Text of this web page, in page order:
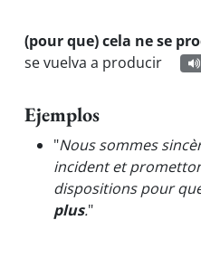
(pour que) cela ne se
se vuelva a producir
Ejemplos
"Nous sommes
incident et
dispositions pour
plus."